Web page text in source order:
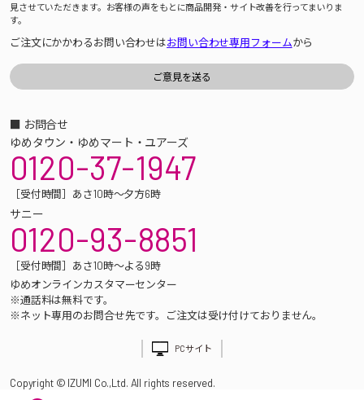
見させていただきます。お客様の声をもとに商品開発・サイト改善を行ってまいりま
す。
ご注文にかかわるお問い合わせはお問い合わせ専用フォームから
■ お問合せ
ゆめタウン・ゆめマート・ユアーズ
0120-37-1947
［受付時間］あさ10時～夕方6時
サニー
0120-93-8851
［受付時間］あさ10時～よる9時
ゆめオンラインカスタマーセンター
※通話料は無料です。
※ネット専用のお問合せ先です。ご注文は受け付けておりません。
PCサイト
Copyright © IZUMI Co.,Ltd. All rights reserved.